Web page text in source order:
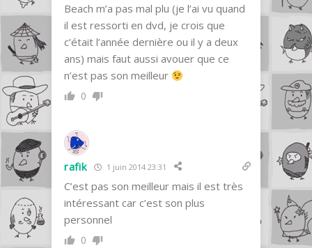
Beach m’a pas mal plu (je l’ai vu quand
il est ressorti en dvd, je crois que
c’était l’année dernière ou il y a deux
ans) mais faut aussi avouer que ce
n’est pas son meilleur
0
rafik 1 juin 2014 23:31
C’est pas son meilleur mais il est très
intéressant car c’est son plus
personnel
0